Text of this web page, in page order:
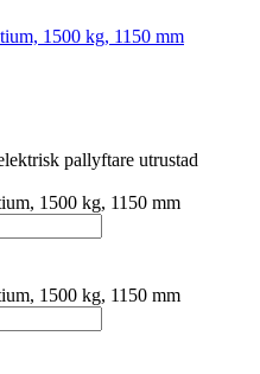
1500 kg, 1150 mm
pallyftare utrustad
1500 kg, 1150 mm
1500 kg, 1150 mm